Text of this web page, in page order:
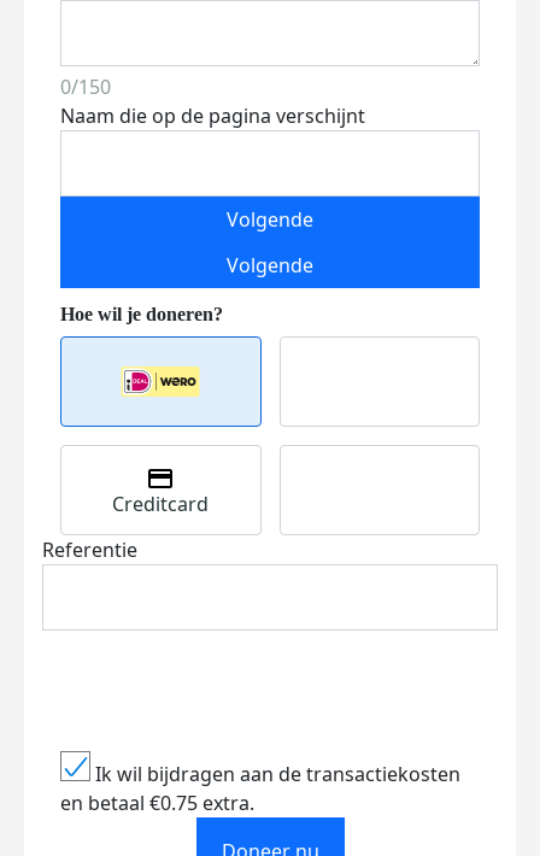
0/150
Naam die op de pagina verschijnt
Volgende
Volgende
Creditcard
Referentie
Ik wil bijdragen aan de transactiekosten
en betaal €0.75 extra.
Doneer nu